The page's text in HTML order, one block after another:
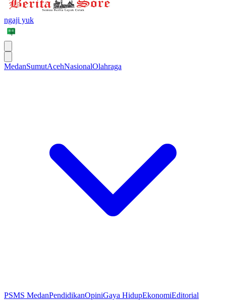
ngaji yuk
MedanSumutAcehNasionalOlahraga
PSMS MedanPendidikanOpiniGaya HidupEkonomiEditorial